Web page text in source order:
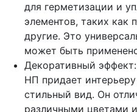
для герметизации и
элементов, таких как
другие. Это
может быть
Декоративный
НП придает
стильный вид. Он
различными цветами